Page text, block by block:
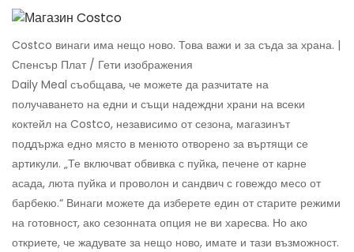
Costco винаги има нещо ново. Това важи и за съда за храна. |
Спенсър Плат / Гети изображения
Daily Meal съобщава, че можете да разчитате на
получаването на едни и същи надеждни храни на всеки
коктейл на Costco, независимо от сезона, магазинът
поддържа едно място в менюто отворено за въртящи се
артикули. „Те включват обвивка с пуйка, печене от карне
асада, люта пуйка и проволон и сандвич с говеждо месо от
барбекю.“ Винаги можете да изберете един от старите режими
на готовност, ако сезонната опция не ви харесва. Но ако
откриете, че жадувате за нещо ново, имате и тази възможност.